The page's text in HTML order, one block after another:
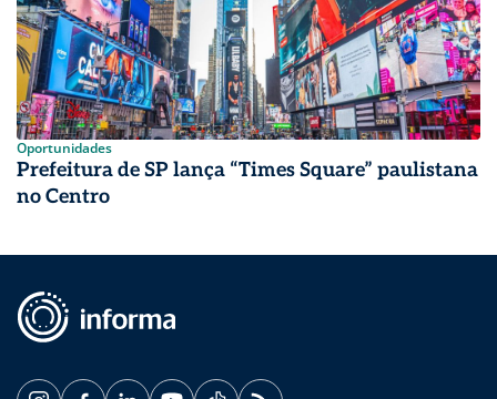
Oportunidades
Prefeitura de SP lança “Times Square” paulistana
no Centro